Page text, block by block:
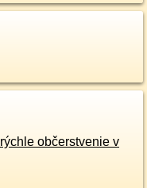
rýchle občerstvenie v